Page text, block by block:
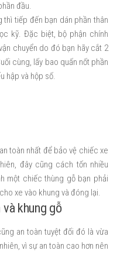
đầu.
tiếp đến bạn dán phần thân
kỹ. Đặc biệt, bộ phận chính
chuyển do đó bạn hãy cắt 2
cùng, lấy bao quấn nốt phần
hập và hộp số.
toàn nhất để bảo vệ chiếc xe
đây cũng cách tốn nhiều
một chiếc thùng gỗ bạn phải
xe vào khung và đóng lại.
khung gỗ
an toàn tuyệt đối đó là vừa
vì sự an toàn cao hơn nên